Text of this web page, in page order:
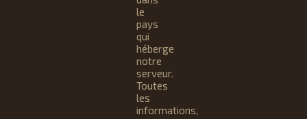
le
pays
qui
héberge
notre
serveur.
Toutes
les
informations,